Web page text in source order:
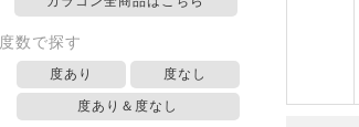
度数で探す
度あり 度なし
度あり＆度なし